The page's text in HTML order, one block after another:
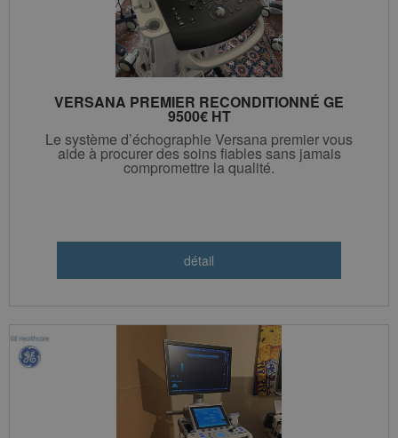
VERSANA PREMIER RECONDITIONNÉ GE
9500€ HT
Le système d’échographie Versana premier vous
aide à procurer des soins fiables sans jamais
compromettre la qualité.